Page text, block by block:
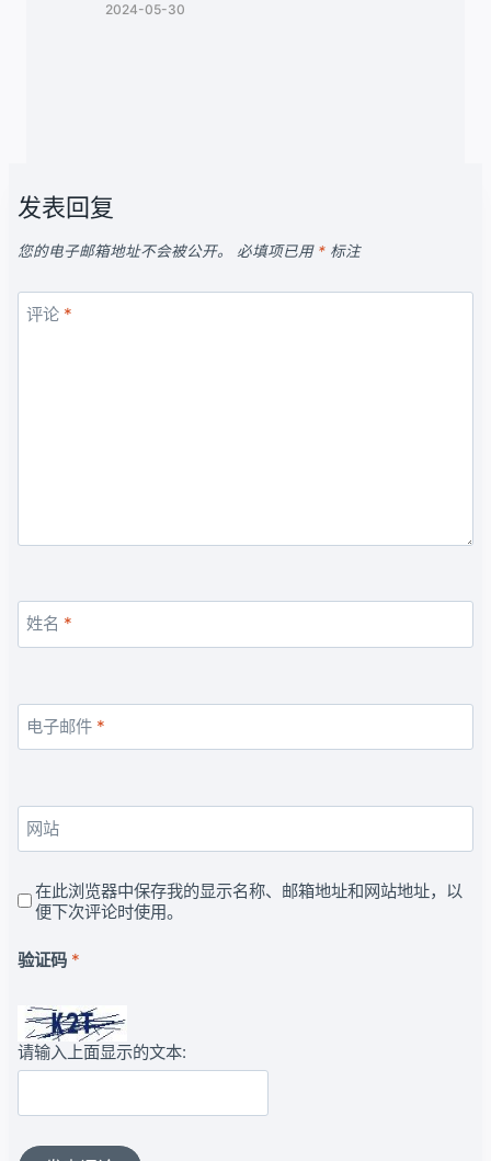
2024-05-30
发表回复
您的电子邮箱地址不会被公开。 必填项已用 * 标注
评论 *
姓名 *
电子邮件 *
网站
在此浏览器中保存我的显示名称、邮箱地址和网站地址，以
便下次评论时使用。
验证码 *
请输入上面显示的文本: